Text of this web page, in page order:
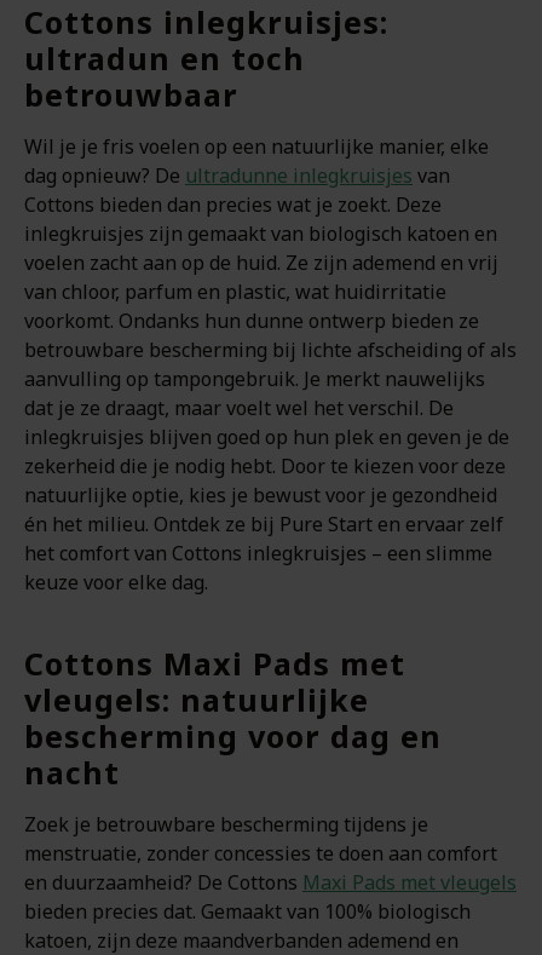
Cottons inlegkruisjes:
ultradun en toch
betrouwbaar
Wil je je fris voelen op een natuurlijke manier, elke
dag opnieuw? De ultradunne inlegkruisjes van
Cottons bieden dan precies wat je zoekt. Deze
inlegkruisjes zijn gemaakt van biologisch katoen en
voelen zacht aan op de huid. Ze zijn ademend en vrij
van chloor, parfum en plastic, wat huidirritatie
voorkomt. Ondanks hun dunne ontwerp bieden ze
betrouwbare bescherming bij lichte afscheiding of als
aanvulling op tampongebruik. Je merkt nauwelijks
dat je ze draagt, maar voelt wel het verschil. De
inlegkruisjes blijven goed op hun plek en geven je de
zekerheid die je nodig hebt. Door te kiezen voor deze
natuurlijke optie, kies je bewust voor je gezondheid
én het milieu. Ontdek ze bij Pure Start en ervaar zelf
het comfort van Cottons inlegkruisjes – een slimme
keuze voor elke dag.
Cottons Maxi Pads met
vleugels: natuurlijke
bescherming voor dag en
nacht
Zoek je betrouwbare bescherming tijdens je
menstruatie, zonder concessies te doen aan comfort
en duurzaamheid? De Cottons Maxi Pads met vleugels
bieden precies dat. Gemaakt van 100% biologisch
katoen, zijn deze maandverbanden ademend en